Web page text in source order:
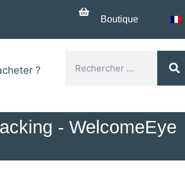
Boutique
?
- WelcomeEye